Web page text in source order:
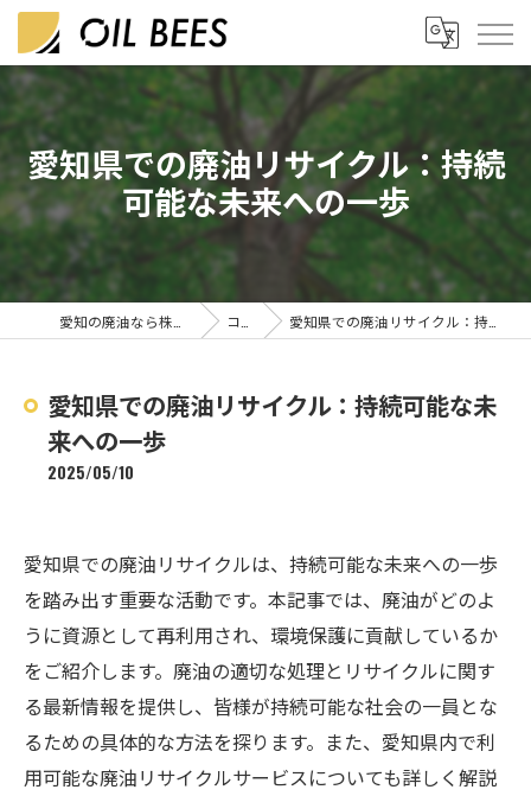
愛知県での廃油リサイクル：持続
可能な未来への一歩
コラム 愛知県での廃油リサイクル：持続可能な未来への一歩
愛知県での廃油リサイクル：持続可能な未
来への一歩
2025/05/10
愛知県での廃油リサイクルは、持続可能な未来への一歩
を踏み出す重要な活動です。本記事では、廃油がどのよ
うに資源として再利用され、環境保護に貢献しているか
をご紹介します。廃油の適切な処理とリサイクルに関す
る最新情報を提供し、皆様が持続可能な社会の一員とな
るための具体的な方法を探ります。また、愛知県内で利
用可能な廃油リサイクルサービスについても詳しく解説